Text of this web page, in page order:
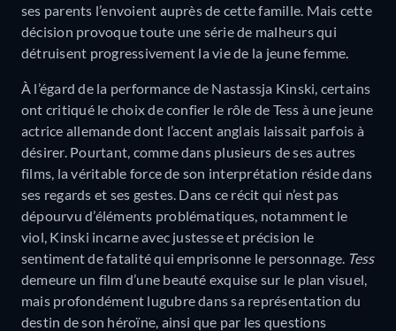
ses parents l’envoient auprès de cette famille. Mais cette
décision provoque toute une série de malheurs qui
détruisent progressivement la vie de la jeune femme.
À l’égard de la performance de Nastassja Kinski, certains
ont critiqué le choix de confier le rôle de Tess à une jeune
actrice allemande dont l’accent anglais laissait parfois à
désirer. Pourtant, comme dans plusieurs de ses autres
films, la véritable force de son interprétation réside dans
ses regards et ses gestes. Dans ce récit qui n’est pas
dépourvu d’éléments problématiques, notamment le
viol, Kinski incarne avec justesse et précision le
sentiment de fatalité qui emprisonne le personnage. Tess
demeure un film d’une beauté exquise sur le plan visuel,
mais profondément lugubre dans sa représentation du
destin de son héroïne, ainsi que par les questions